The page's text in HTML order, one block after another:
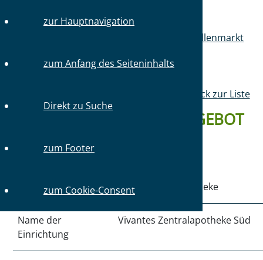
zur Hauptnavigation
zum Anfang des Seiteninhalts
Direkt zu Suche
zum Footer
zum Cookie-Consent
Stellenmarkt
Zurück zur Liste
DETAILS ZUM STELLENANGEBOT
Art der Einrichtung Krankenhausapotheke
Name der
Einrichtung
Vivantes Zentralapotheke Süd